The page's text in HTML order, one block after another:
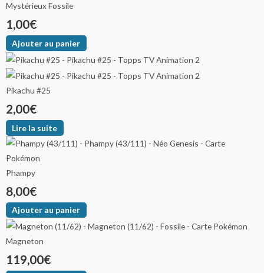
Mystérieux Fossile
1,00€
Ajouter au panier
Pikachu #25
2,00€
Lire la suite
Phampy
8,00€
Ajouter au panier
Magneton
119,00€